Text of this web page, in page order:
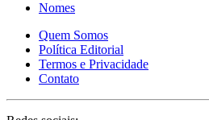
Nomes
Quem Somos
Política Editorial
Termos e Privacidade
Contato